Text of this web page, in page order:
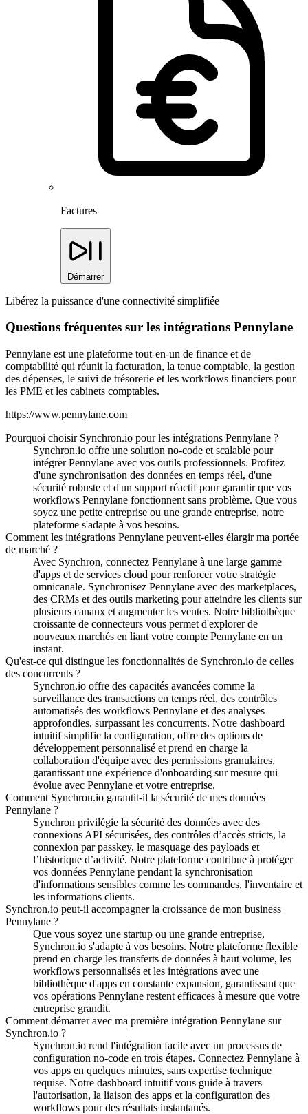
Factures
Démarrer
Libérez la puissance d'une connectivité simplifiée
Questions fréquentes sur les intégrations Pennylane
Pennylane est une plateforme tout-en-un de finance et de
comptabilité qui réunit la facturation, la tenue comptable, la gestion
des dépenses, le suivi de trésorerie et les workflows financiers pour
les PME et les cabinets comptables.
https://www.pennylane.com
Pourquoi choisir Synchron.io pour les intégrations Pennylane ?
Synchron.io offre une solution no-code et scalable pour
intégrer Pennylane avec vos outils professionnels. Profitez
d'une synchronisation des données en temps réel, d'une
sécurité robuste et d'un support réactif pour garantir que vos
workflows Pennylane fonctionnent sans problème. Que vous
soyez une petite entreprise ou une grande entreprise, notre
plateforme s'adapte à vos besoins.
Comment les intégrations Pennylane peuvent-elles élargir ma portée
de marché ?
Avec Synchron, connectez Pennylane à une large gamme
d'apps et de services cloud pour renforcer votre stratégie
omnicanale. Synchronisez Pennylane avec des marketplaces,
des CRMs et des outils marketing pour atteindre les clients sur
plusieurs canaux et augmenter les ventes. Notre bibliothèque
croissante de connecteurs vous permet d'explorer de
nouveaux marchés en liant votre compte Pennylane en un
instant.
Qu'est-ce qui distingue les fonctionnalités de Synchron.io de celles
des concurrents ?
Synchron.io offre des capacités avancées comme la
surveillance des transactions en temps réel, des contrôles
automatisés des workflows Pennylane et des analyses
approfondies, surpassant les concurrents. Notre dashboard
intuitif simplifie la configuration, offre des options de
développement personnalisé et prend en charge la
collaboration d'équipe avec des permissions granulaires,
garantissant une expérience d'onboarding sur mesure qui
évolue avec Pennylane et votre entreprise.
Comment Synchron.io garantit-il la sécurité de mes données
Pennylane ?
Synchron privilégie la sécurité des données avec des
connexions API sécurisées, des contrôles d’accès stricts, la
connexion par passkey, le masquage des payloads et
l’historique d’activité. Notre plateforme contribue à protéger
vos données Pennylane pendant la synchronisation
d'informations sensibles comme les commandes, l'inventaire et
les informations clients.
Synchron.io peut-il accompagner la croissance de mon business
Pennylane ?
Que vous soyez une startup ou une grande entreprise,
Synchron.io s'adapte à vos besoins. Notre plateforme flexible
prend en charge les transferts de données à haut volume, les
workflows personnalisés et les intégrations avec une
bibliothèque d'apps en constante expansion, garantissant que
vos opérations Pennylane restent efficaces à mesure que votre
entreprise grandit.
Comment démarrer avec ma première intégration Pennylane sur
Synchron.io ?
Synchron.io rend l'intégration facile avec un processus de
configuration no-code en trois étapes. Connectez Pennylane à
vos apps en quelques minutes, sans expertise technique
requise. Notre dashboard intuitif vous guide à travers
l'autorisation, la liaison des apps et la configuration des
workflows pour des résultats instantanés.